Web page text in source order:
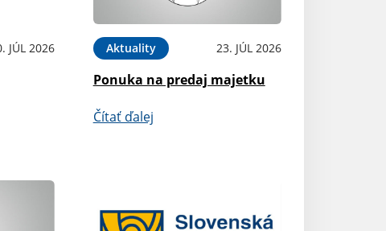
JÚL 2026 Aktuality 23. JÚL 2026
Ponuka na predaj majetku
Čítať ďalej